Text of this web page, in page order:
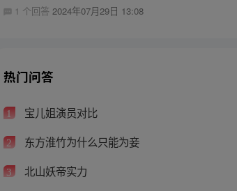
1 个回答2024年07月29日 13:08
热门问答
1 宝儿姐演员对比
2 东方淮竹为什么只能为妾
3 北山妖帝实力